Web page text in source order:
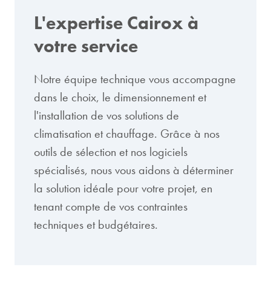
L'expertise Cairox à
votre service
Notre équipe technique vous accompagne
dans le choix, le dimensionnement et
l'installation de vos solutions de
climatisation et chauffage. Grâce à nos
outils de sélection et nos logiciels
spécialisés, nous vous aidons à déterminer
la solution idéale pour votre projet, en
tenant compte de vos contraintes
techniques et budgétaires.